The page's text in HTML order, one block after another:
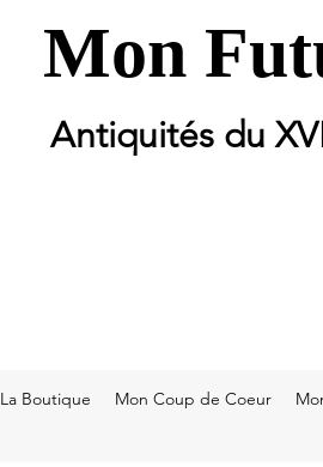
Mon
Antiquités du
La Boutique Mon Coup de Coeur